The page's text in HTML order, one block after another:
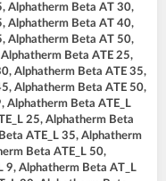
Alphatherm Beta AT 30,
Alphatherm Beta AT 40,
Alphatherm Beta AT 50,
Beta ATE 25,
Alphatherm Beta ATE 35,
Alphatherm Beta ATE 50,
Alphatherm Beta ATE_L
25, Alphatherm Beta
ATE_L 35, Alphatherm
Beta ATE_L 50,
9, Alphatherm Beta AT_L